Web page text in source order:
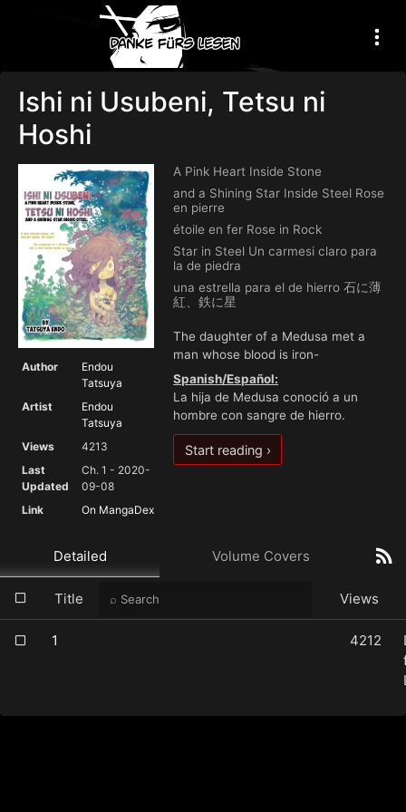
Ishi ni Usubeni, Tetsu ni
Hoshi
Author
Endou
Tatsuya
Artist
Endou
Tatsuya
Views
4213
Last
Updated
Ch. 1 - 2020-
09-08
Link
On MangaDex
A Pink Heart Inside Stone
and a Shining Star Inside Steel Rose
en pierre
étoile en fer Rose in Rock
Star in Steel Un carmesi claro para
la de piedra
una estrella para el de hierro 石に薄
紅、鉄に星
The daughter of a Medusa met a
man whose blood is iron-
Spanish/Español:
La hija de Medusa conoció a un
hombre con sangre de hierro.
Start reading ›
Detailed Volume Covers
Title Views
1 4212